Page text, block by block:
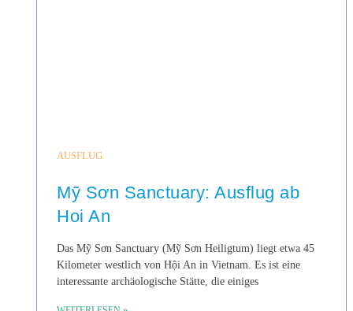
AUSFLUG
Mỹ Sơn Sanctuary: Ausflug ab
Hoi An
Das Mỹ Sơn Sanctuary (Mỹ Sơn Heiligtum) liegt etwa 45
Kilometer westlich von Hội An in Vietnam. Es ist eine
interessante archäologische Stätte, die einiges